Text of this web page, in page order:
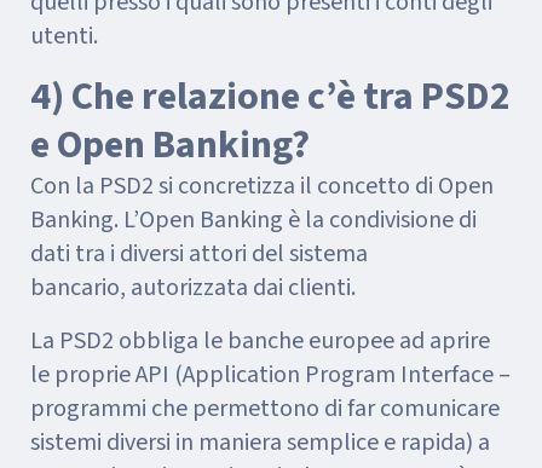
utenti.
4) Che relazione c’è tra PSD2
e Open Banking?
Con la PSD2 si concretizza il concetto di Open
Banking. L’Open Banking è la condivisione di
dati tra i diversi attori del sistema
bancario, autorizzata dai clienti.
La PSD2 obbliga le banche europee ad aprire
le proprie API (Application Program Interface –
programmi che permettono di far comunicare
sistemi diversi in maniera semplice e rapida) a